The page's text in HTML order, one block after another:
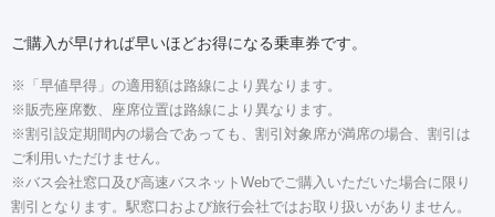
ご購入が早ければ早いほどお得になる乗車券です。
※「早値早得」の適用額は路線により異なります。
※販売座席数、座席位置は路線により異なります。
※割引設定期間内の場合であっても、割引対象席が満席の場合、割引は
ご利用いただけません。
※バス会社窓口及び高速バスネットWebでご購入いただいた場合に限り
割引となります。駅窓口および旅行会社ではお取り扱いがありません。